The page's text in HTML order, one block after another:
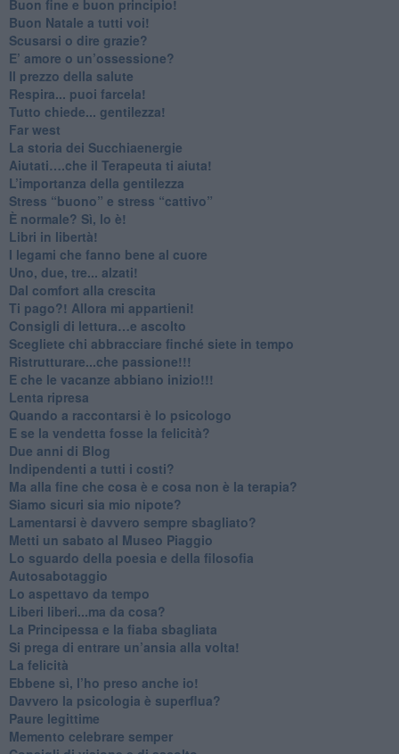
Buon fine e buon principio!
​Buon Natale a tutti voi!
​Scusarsi o dire grazie?
​E’ amore o un’ossessione?
​Il prezzo della salute
​Respira... puoi farcela!
​Tutto chiede... gentilezza!
​Far west
​La storia dei Succhiaenergie
​Aiutati….che il Terapeuta ti aiuta!
​L’importanza della gentilezza
​Stress “buono” e stress “cattivo”
​È normale? Sì, lo è!
​Libri in libertà!
​I legami che fanno bene al cuore
Uno, due, tre... alzati!​
​Dal comfort alla crescita
​Ti pago?! Allora mi appartieni!​
​Consigli di lettura…e ascolto
​Scegliete chi abbracciare finché siete in tempo
​Ristrutturare...che passione!!!
​E che le vacanze abbiano inizio!!!
​Lenta ripresa
​Quando a raccontarsi è lo psicologo
​E se la vendetta fosse la felicità?
​Due anni di Blog
​Indipendenti a tutti i costi?
​Ma alla fine che cosa è e cosa non è la terapia?
​Siamo sicuri sia mio nipote?
​Lamentarsi è davvero sempre sbagliato?
​Metti un sabato al Museo Piaggio
​Lo sguardo della poesia e della filosofia
Autosabotaggio
​Lo aspettavo da tempo
​Liberi liberi...ma da cosa?
​La Principessa e la fiaba sbagliata
Si prega di entrare un’ansia alla volta!
​La felicità
​Ebbene sì, l’ho preso anche io!
​Davvero la psicologia è superflua?
Paure legittime
​Memento celebrare semper